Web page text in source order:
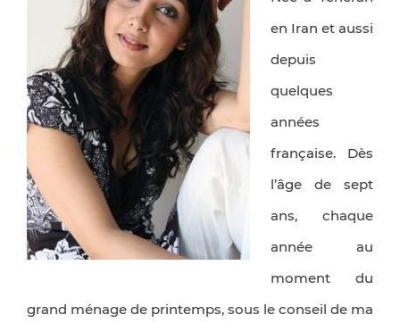
en Iran et aussi
depuis
quelques
années
française. Dès
l’âge de sept
ans, chaque
année au
moment du
grand ménage de printemps, sous le conseil de ma